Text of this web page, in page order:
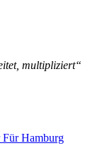
multipliziert“
Hamburg